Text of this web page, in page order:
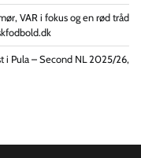
VAR i fokus og en rød tråd
i Pula – Second NL 2025/26,